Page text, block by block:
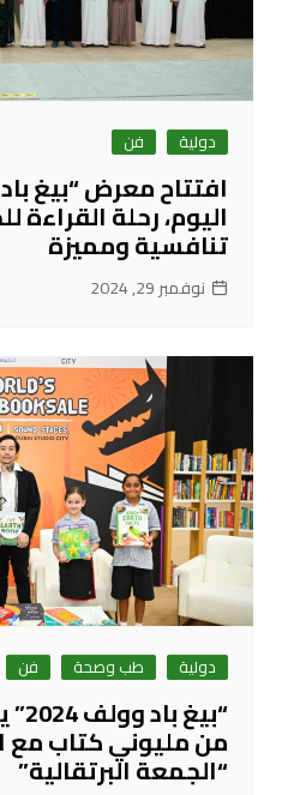
دولية فن
اليوم، رحلة القراءة
تنافسية ومميزة
نوفمبر 29, 2024
دولية طب وصحة فن
من مليوني كتاب مع
“الجمعة البرتقالية”